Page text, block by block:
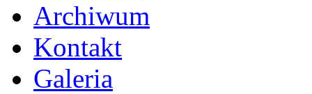
Archiwum
Kontakt
Galeria